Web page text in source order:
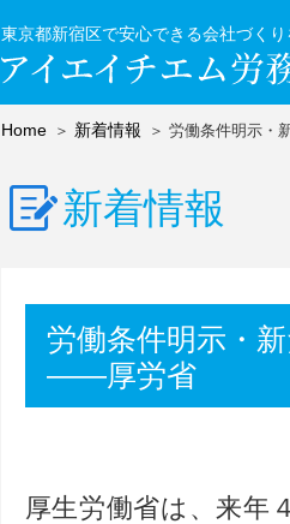
東京都新宿区で安心できる会社づく
Home 新着情報 労働条件明示・
新着情報
労働条件明示・
――厚労省
厚生労働省は、来年